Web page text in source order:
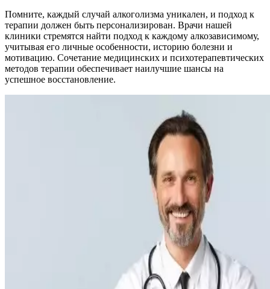
Помните, каждый случай алкоголизма уникален, и подход к
терапии должен быть персонализирован. Врачи нашей
клиники стремятся найти подход к каждому алкозависимому,
учитывая его личные особенности, историю болезни и
мотивацию. Сочетание медицинских и психотерапевтических
методов терапии обеспечивает наилучшие шансы на
успешное восстановление.